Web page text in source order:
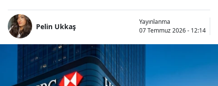
Pelin Ukkaş
Yayınlanma
07 Temmuz 2026 - 12:14